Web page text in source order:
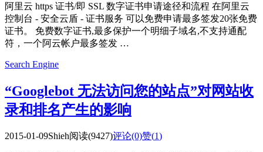
阿里云 https 证书/即 SSL 数字证书申请途径和流程 在阿里云
控制台 - 安全云盾 - 证书服务 可以免费申请最多签发20张免费
证书。 免费数字证书,最多保护一个明细子域名,不支持通配
符，一个阿云帐户最多签发 …
Search Engine
“Googlebot 无法访问您的站点”对网站收
录和排名产生的影响
2015-01-09Shieh阅读(9427)评论(0)赞(1)